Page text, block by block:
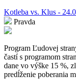
Kotleba vs. Klus -
Pravda
Program Ľudovej
častí s programom
dane vo výške 15 %,
predĺženie poberania